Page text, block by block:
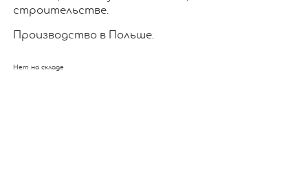
строительстве.
Производство в Польше.
Нет на складе